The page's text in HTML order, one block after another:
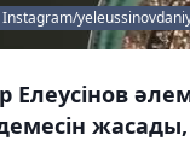
Instagram/
Елеусінов